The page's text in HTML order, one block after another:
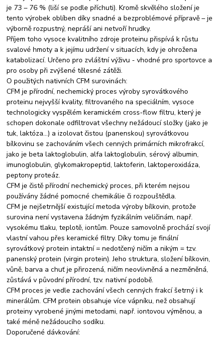
je 73 – 76 % (liší se podle příchuti). Kromě skvělého složení je
tento výrobek oblíben díky snadné a bezproblémové přípravě – je
výborně rozpustný, nepráší ani netvoří hrudky.
Příjem toho vysoce kvalitního zdroje proteinu přispívá k růstu
svalové hmoty a k jejímu udržení v situacích, kdy je ohrožena
katabolizací. Určeno pro zvláštní výživu - vhodné pro sportovce a
pro osoby při zvýšené tělesné zátěži.
O použitých nativních CFM surovinách:
CFM je přírodní, nechemický proces výroby syrovátkového
proteinu nejvyšší kvality, filtrovaného na speciálním, vysoce
technologicky vyspělém keramickém cross-flow filtru, který je
schopen dokonale odfiltrovat všechny nežádoucí složky (jako je
tuk, laktóza…) a izolovat čistou (panenskou) syrovátkovou
bílkovinu se zachováním všech cenných primárních mikrofrakcí,
jako je beta laktoglobulin, alfa laktoglobulin, sérový albumin,
imunoglobulin, glykomakropeptid, laktoferin, laktoperoxidáza,
peptony proteáz.
CFM je čistě přírodní nechemický proces, při kterém nejsou
používány žádné pomocné chemikálie či rozpouštědla.
CFM je nejšetrnější existující metoda výroby bílkovin, protože
surovina není vystavena žádným fyzikálním veličinám, např.
vysokému tlaku, teplotě, iontům. Pouze samovolně prochází svojí
vlastní vahou přes keramické filtry. Díky tomu je finální
syrovátkový protein intaktní = nedotčený ničím a nikým = tzv.
panenský protein (virgin protein). Jeho struktura, složení bílkovin,
vůně, barva a chuť je přirozená, ničím neovlivněná a nezměněná,
zůstává v původní přírodní, tzv. nativní podobě.
CFM proces je vedle zachování všech cenných frakcí šetrný i k
minerálům. CFM protein obsahuje více vápníku, než obsahují
proteiny vyrobené jinými metodami, např. iontovou výměnou, a
také méně nežádoucího sodíku.
Doporučené dávkování: